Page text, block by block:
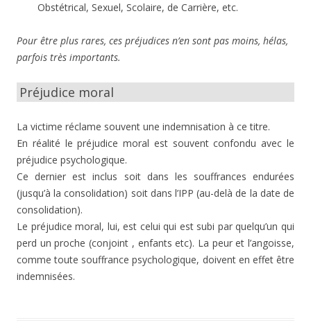
Obstétrical, Sexuel, Scolaire, de Carrière, etc.
Pour être plus rares, ces préjudices n’en sont pas moins, hélas,
parfois très importants.
Préjudice moral
La victime réclame souvent une indemnisation à ce titre.
En réalité le préjudice moral est souvent confondu avec le
préjudice psychologique.
Ce dernier est inclus soit dans les souffrances endurées
(jusqu’à la consolidation) soit dans l’IPP (au-delà de la date de
consolidation).
Le préjudice moral, lui, est celui qui est subi par quelqu’un qui
perd un proche (conjoint , enfants etc). La peur et l’angoisse,
comme toute souffrance psychologique, doivent en effet être
indemnisées.